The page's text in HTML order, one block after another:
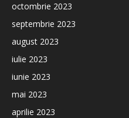
octombrie 2023
septembrie 2023
august 2023
iulie 2023
iunie 2023
mai 2023
aprilie 2023